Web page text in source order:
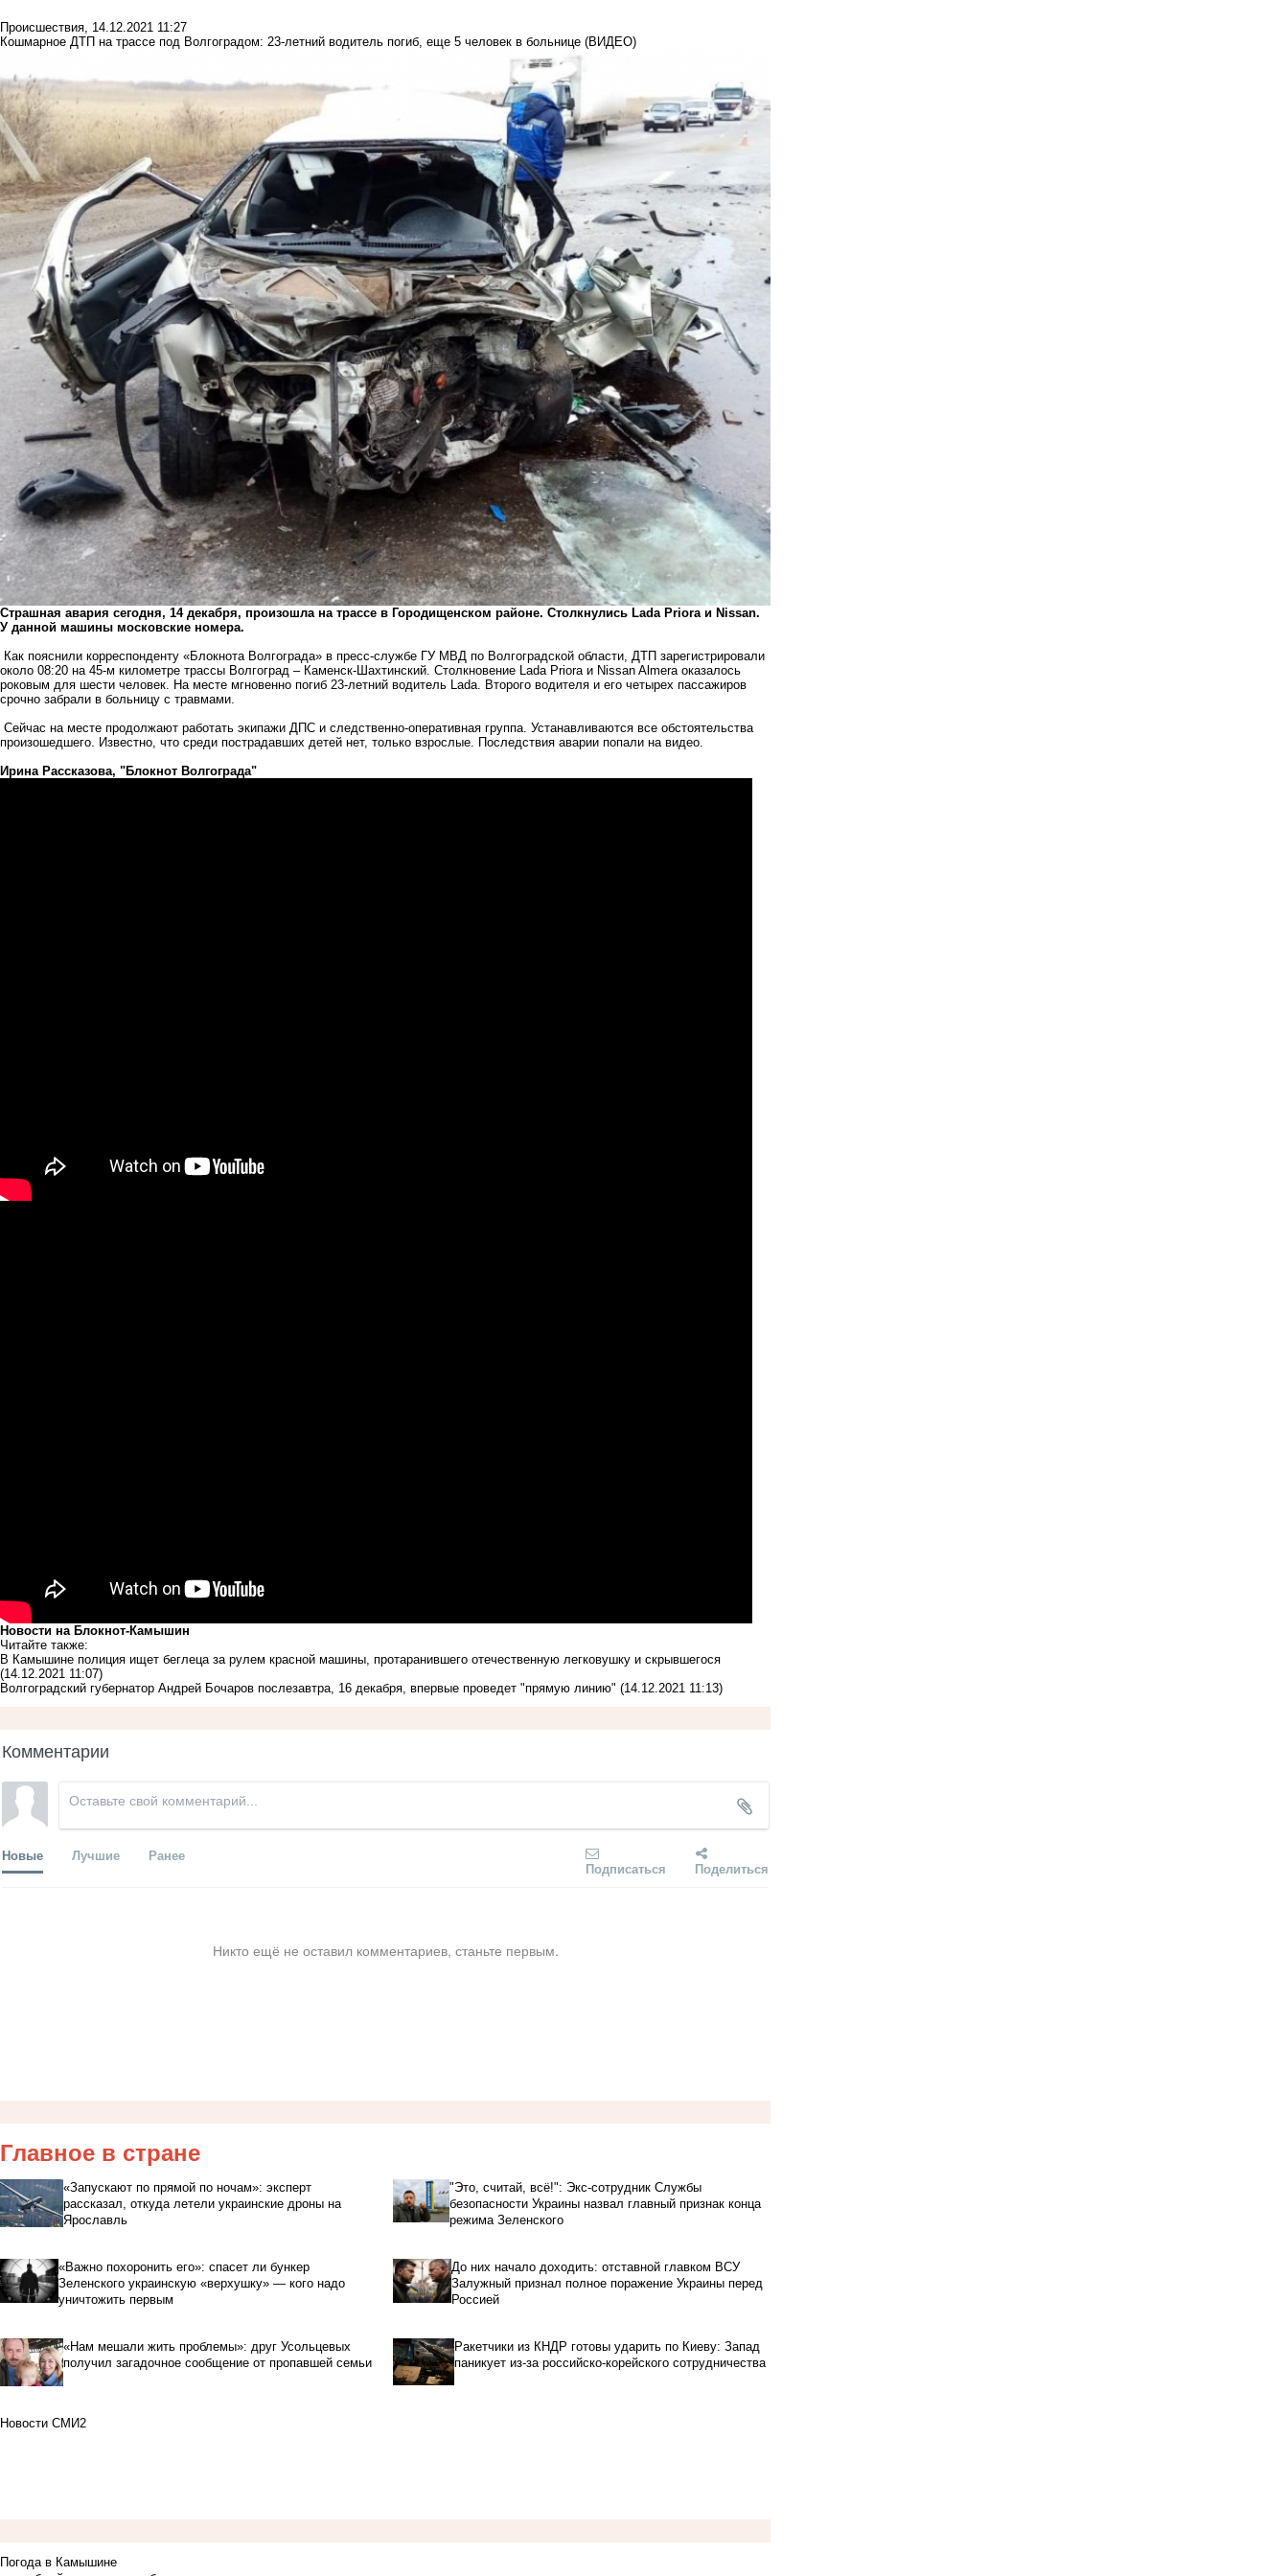
Происшествия, 14.12.2021 11:27
Кошмарное ДТП на трассе под Волгоградом: 23-летний водитель погиб, еще 5 человек в больнице (ВИДЕО)
Страшная авария сегодня, 14 декабря, произошла на трассе в Городищенском районе. Столкнулись Lada Priora и Nissan.
У данной машины московские номера.
Как пояснили корреспонденту «Блокнота Волгограда» в пресс-службе ГУ МВД по Волгоградской области, ДТП зарегистрировали
около 08:20 на 45-м километре трассы Волгоград – Каменск-Шахтинский. Столкновение Lada Priora и Nissan Almera оказалось
роковым для шести человек. На месте мгновенно погиб 23-летний водитель Lada. Второго водителя и его четырех пассажиров
срочно забрали в больницу с травмами.
Сейчас на месте продолжают работать экипажи ДПС и следственно-оперативная группа. Устанавливаются все обстоятельства
произошедшего. Известно, что среди пострадавших детей нет, только взрослые. Последствия аварии попали на видео.
Ирина Рассказова, "Блокнот Волгограда"
Новости на Блoкнoт-Камышин
Читайте также:
В Камышине полиция ищет беглеца за рулем красной машины, протаранившего отечественную легковушку и скрывшегося
(14.12.2021 11:07)
Волгоградский губернатор Андрей Бочаров послезавтра, 16 декабря, впервые проведет "прямую линию" (14.12.2021 11:13)
Комментарии
Новые Лучшие Ранее
Подписаться Поделиться
Никто ещё не оставил комментариев, станьте первым.
Главное в стране
«Запускают по прямой по ночам»: эксперт
рассказал, откуда летели украинские дроны на
Ярославль
"Это, считай, всё!": Экс-сотрудник Службы
безопасности Украины назвал главный признак конца
режима Зеленского
«Важно похоронить его»: спасет ли бункер
Зеленского украинскую «верхушку» — кого надо
уничтожить первым
До них начало доходить: отставной главком ВСУ
Залужный признал полное поражение Украины перед
Россией
«Нам мешали жить проблемы»: друг Усольцевых
получил загадочное сообщение от пропавшей семьи
Ракетчики из КНДР готовы ударить по Киеву: Запад
паникует из-за российско-корейского сотрудничества
Новости СМИ2
Погода в Камышине